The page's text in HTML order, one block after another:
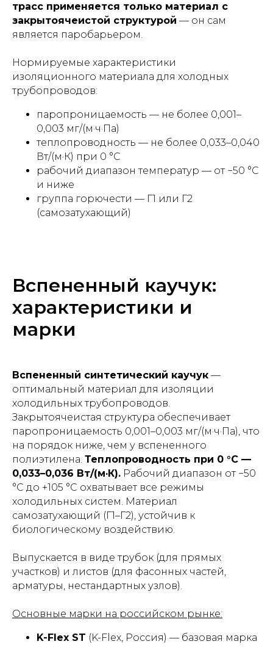
трасс применяется только материал с
закрытоячеистой структурой — он сам
является паробарьером.
Нормируемые характеристики
изоляционного материала для холодных
трубопроводов:
паропроницаемость — не более 0,001–
0,003 мг/(м·ч·Па)
теплопроводность — не более 0,033–0,040
Вт/(м·К) при 0 °C
рабочий диапазон температур — от −50 °C
и ниже
группа горючести — Г1 или Г2
(самозатухающий)
Вспененный каучук:
характеристики и
марки
Вспененный синтетический каучук —
оптимальный материал для изоляции
холодильных трубопроводов.
Закрытоячеистая структура обеспечивает
паропроницаемость 0,001–0,003 мг/(м·ч·Па), что
на порядок ниже, чем у вспененного
полиэтилена. Теплопроводность при 0 °C —
0,033–0,036 Вт/(м·К). Рабочий диапазон от −50
°C до +105 °C охватывает все режимы
холодильных систем. Материал
самозатухающий (Г1–Г2), устойчив к
биологическому воздействию.
Выпускается в виде трубок (для прямых
участков) и листов (для фасонных частей,
арматуры, нестандартных узлов).
Основные марки на российском рынке:
K-Flex ST (K-Flex, Россия) — базовая марка